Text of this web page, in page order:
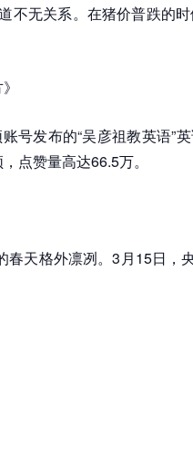
不无关系。在猪价普跌的
号发布的“吴彦祖教英语”
点赞量高达66.5万。
春天格外凛冽。3月15日，